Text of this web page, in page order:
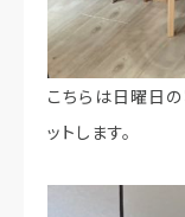
こちらは日曜日
ットします。